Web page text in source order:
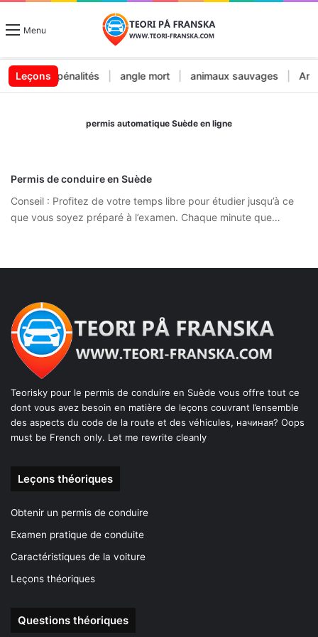
Menu
Leçonset pénalités | angle mort | animaux sauvages |
permis automatique Suède en ligne
Permis de conduire en Suède
Conseil : Profitez de votre temps libre pour étudier jusqu’à ce
que vous soyez préparé à l’examen. Chaque minute que…
Teorisky pour le permis de conduire en Suède vous offre tout ce
dont vous avez besoin en matière de leçons couvrant l’ensemble
des aspects du code de la route et des véhicules, начиная? Oops
must be French only. Let me rewrite cleanly
Leçons théoriques
Obtenir un permis de conduire
Examen pratique de conduite
Caractéristiques de la voiture
Leçons théoriques
Questions théoriques